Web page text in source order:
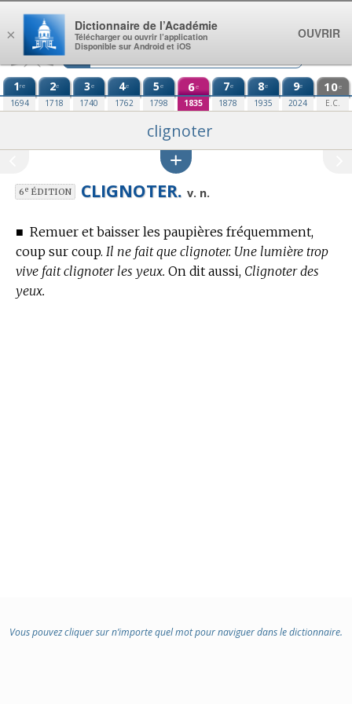
Aller au contenu
1re
1694
2e
1718
3e
1740
4e
1762
5e
1798
6e
1835
7e
1878
8e
1935
9e
2024
10e
E.C.
clignoter
6eÉDITION CLIGNOTER. v. n.
■ Remuer et baisser les paupières fréquemment,
coup sur coup. Il ne fait que clignoter. Une lumière trop
vive fait clignoter les yeux. On dit aussi, Clignoter des
yeux.
Vous pouvez cliquer sur n’importe quel mot pour naviguer dans le dictionnaire.
×
Dictionnaire de l’Académie
Télécharger ou ouvrir l’application
Disponible sur Android et iOS
OUVRIR